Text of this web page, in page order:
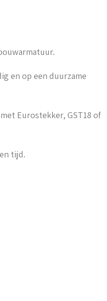
en op een duurzame
Eurostekker, GST18 of
tijd.